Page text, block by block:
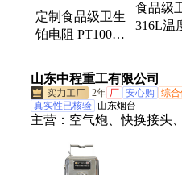
定制食品级卫生
铂电阻 PT100温
可弯曲耐腐蚀
众立恒
食品级
316L温
立恒
山东中程重工有限公司
2年 厂 安心购 综
真实性已核验 山东烟台
主营： 空气炮、快换接头
吊、氧气呼吸器、建筑用